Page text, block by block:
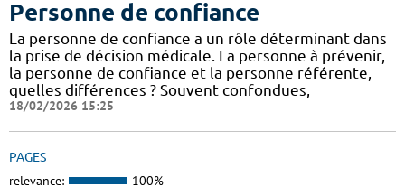
Personne de confiance
La personne de confiance a un rôle déterminant dans
la prise de décision médicale. La personne à prévenir,
la personne de confiance et la personne référente,
quelles différences ? Souvent confondues,
18/02/2026 15:25
PAGES
relevance: 100%